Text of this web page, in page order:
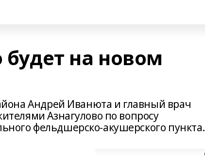
на новом
Андрей Иванюта и главный врач
Азнагулово по вопросу
фельдшерско-акушерского пункта.